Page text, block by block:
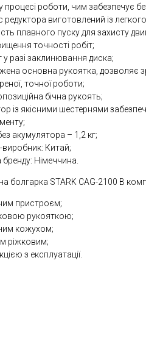
процесі роботи, чим забезпечує
редуктора виготовлений із
плавного пуску для захисту
точності робіт;
у разі заклинювання диска;
основна рукоятка, дозволяє
точної роботи;
бічна рукоять;
із якісними шестернями
акумулятора – 1,2 кг;
виробник: Китай;
бренду: Німеччина.
болгарка STARK CAG-2100 B
пристроєм;
рукояткою;
кожухом;
ріжковим;
з експлуатації.